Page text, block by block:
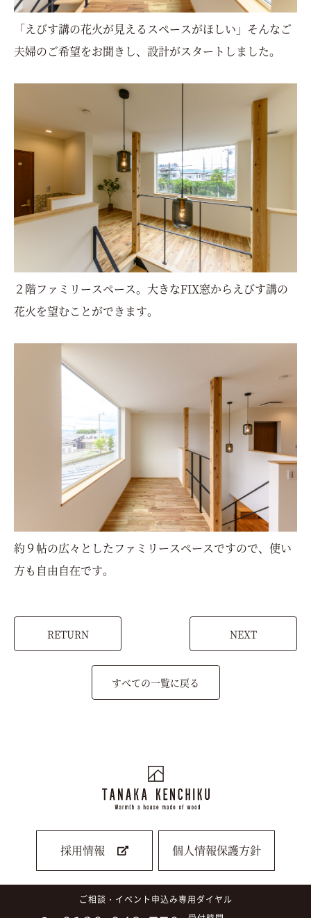
「えびす講の花火が見えるスペースがほしい」そんなご
夫婦のご希望をお聞きし、設計がスタートしました。
２階ファミリースペース。大きなFIX窓からえびす講の
花火を望むことができます。
約９帖の広々としたファミリースペースですので、使い
方も自由自在です。
RETURN NEXT
すべての一覧に戻る
採用情報 個人情報保護方針
ご相談・イベント申込み専用ダイヤル